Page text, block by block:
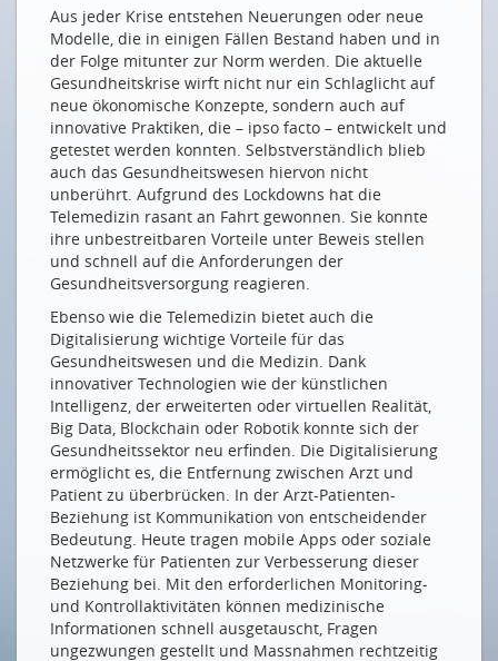
INTERVIEW MIT DEM EPIDEMIOLOGEN MARCEL SALATHÉ
Am eindrücklichsten ist die Digitalisierung dort, wo
fundamental Neues entsteht
La numérisation est la plus impressionnante
lorsqu’elle donne le jour à des choses inédites
TELEMEDIZIN UND DIGITALE ANAMNESE
Ein Schweizer Startup setzt auf digitale Psychiatrie-
Diagnosen
Ein digitales Tool hilft Kinderleben retten
Der (fast) unfehlbare Dr. Watson
Digitale Gesundheitsversorgung – Apps und
Telematik in der Medizin
MHEALTH
Vertrauen ist im Interesse der Branche
Was ist eine gute Gesundheits-App?
Apps auf Rezept
3D-MODELLE FÜR DIE MEDIZIN
Innovation aus dem Drucker
3D gegen Coronavirus
NEUE MITGLIEDER
Aus jeder Krise entstehen Neuerungen oder neue
Modelle, die in einigen Fällen Bestand haben und in
der Folge mitunter zur Norm werden. Die aktuelle
Gesundheitskrise wirft nicht nur ein Schlaglicht auf
neue ökonomische Konzepte, sondern auch auf
innovative Praktiken, die – ipso facto – entwickelt und
getestet werden konnten. Selbstverständlich blieb
auch das Gesundheitswesen hiervon nicht
unberührt. Aufgrund des Lockdowns hat die
Telemedizin rasant an Fahrt gewonnen. Sie konnte
ihre unbestreitbaren Vorteile unter Beweis stellen
und schnell auf die Anforderungen der
Gesundheitsversorgung reagieren.
Ebenso wie die Telemedizin bietet auch die
Digitalisierung wichtige Vorteile für das
Gesundheitswesen und die Medizin. Dank
innovativer Technologien wie der künstlichen
Intelligenz, der erweiterten oder virtuellen Realität,
Big Data, Blockchain oder Robotik konnte sich der
Gesundheitssektor neu erfinden. Die Digitalisierung
ermöglicht es, die Entfernung zwischen Arzt und
Patient zu überbrücken. In der Arzt-Patienten-
Beziehung ist Kommunikation von entscheidender
Bedeutung. Heute tragen mobile Apps oder soziale
Netzwerke für Patienten zur Verbesserung dieser
Beziehung bei. Mit den erforderlichen Monitoring-
und Kontrollaktivitäten können medizinische
Informationen schnell ausgetauscht, Fragen
ungezwungen gestellt und Massnahmen rechtzeitig